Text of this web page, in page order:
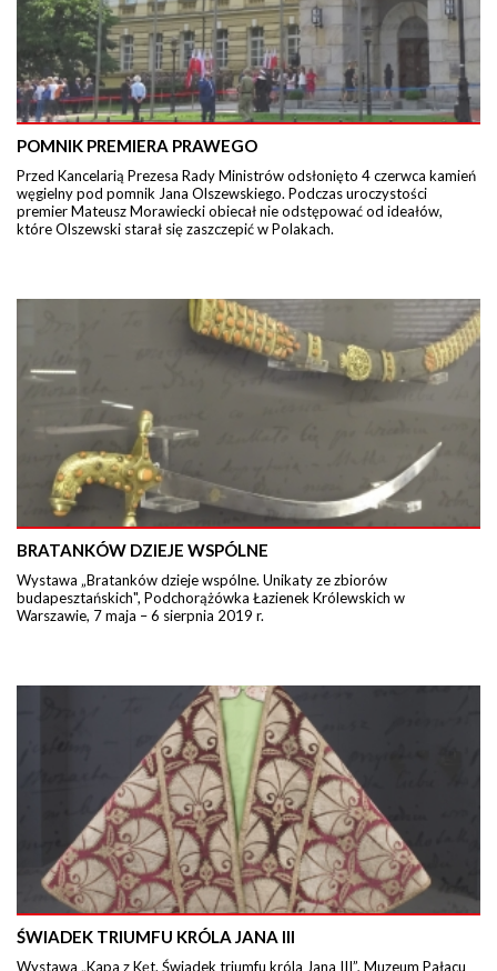
POMNIK PREMIERA PRAWEGO
Przed Kancelarią Prezesa Rady Ministrów odsłonięto 4 czerwca kamień
węgielny pod pomnik Jana Olszewskiego. Podczas uroczystości
premier Mateusz Morawiecki obiecał nie odstępować od ideałów,
które Olszewski starał się zaszczepić w Polakach.
BRATANKÓW DZIEJE WSPÓLNE
Wystawa „Bratanków dzieje wspólne. Unikaty ze zbiorów
budapesztańskich", Podchorążówka Łazienek Królewskich w
Warszawie, 7 maja – 6 sierpnia 2019 r.
ŚWIADEK TRIUMFU KRÓLA JANA III
Wystawa „Kapa z Kęt. Świadek triumfu króla Jana III”, Muzeum Pałacu